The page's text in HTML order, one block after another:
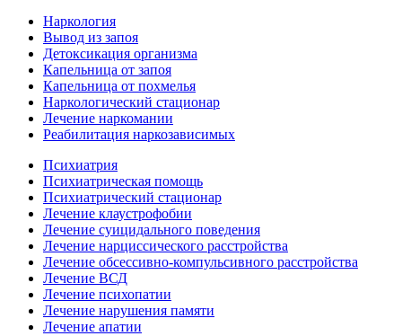
Наркология
Вывод из запоя
Детоксикация организма
Капельница от запоя
Капельница от похмелья
Наркологический стационар
Лечение наркомании
Реабилитация наркозависимых
Психиатрия
Психиатрическая помощь
Психиатрический стационар
Лечение клаустрофобии
Лечение суицидального поведения
Лечение нарциссического расстройства
Лечение обсессивно-компульсивного расстройства
Лечение ВСД
Лечение психопатии
Лечение нарушения памяти
Лечение апатии